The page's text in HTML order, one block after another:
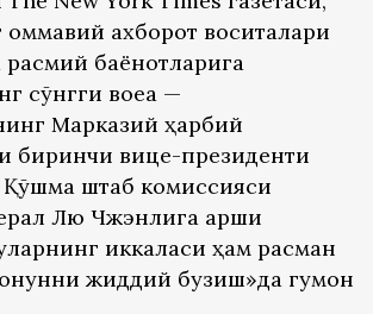
оммавий ахборот воситалари
расмий баёнотларига
сўнгги воқеа —
Марказий ҳарбий
биринчи вице-президенти
штаб комиссияси
Лю Чжэнлига қарши
иккаласи ҳам расман
жиддий бузиш»да гумон